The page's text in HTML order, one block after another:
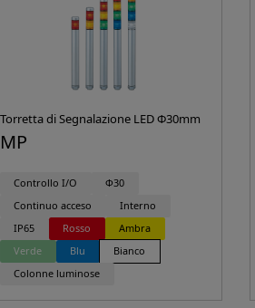
Torretta di Segnalazione LED Φ30mm
MP
Controllo I/O
Φ30
Continuo acceso
Interno
IP65
Rosso
Ambra
Verde
Blu
Bianco
Colonne luminose